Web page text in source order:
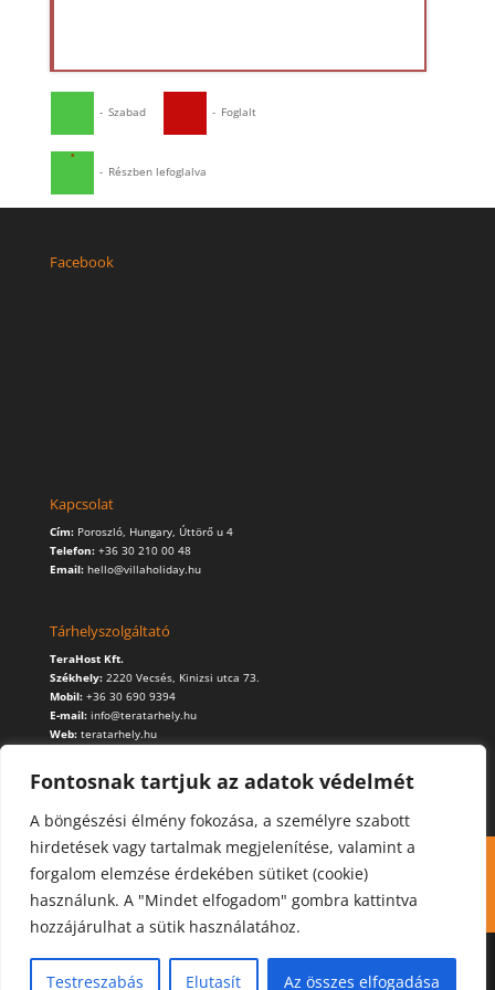
Fontosnak tartjuk az adatok védelmét
A böngészési élmény fokozása, a személyre szabott
hirdetések vagy tartalmak megjelenítése, valamint a
forgalom elemzése érdekében sütiket (cookie)
használunk. A "Mindet elfogadom" gombra kattintva
hozzájárulhat a sütik használatához.
Testreszabás Elutasít Az összes elfogadása
- Szabad - Foglalt
·
- Részben lefoglalva
Facebook
Kapcsolat
Cím: Poroszló, Hungary, Úttörő u 4
Telefon: +36 30 210 00 48
Email: hello@villaholiday.hu
Tárhelyszolgáltató
TeraHost Kft.
Székhely: 2220 Vecsés, Kinizsi utca 73.
Mobil: +36 30 690 9394
E-mail: info@teratarhely.hu
Web: teratarhely.hu
Kapcsolat Foglalás
Cookie (süti) használat
Adatvédelmi szabályzat